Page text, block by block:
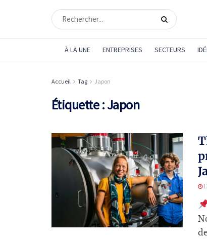
À LA UNE ENTREPRISES SECTEURS
Accueil Tag Japon
Étiquette :Japon